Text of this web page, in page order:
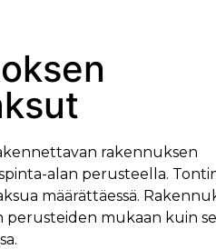
rakennuksen
alan perusteella.
määrättäessä.
perusteiden mukaan kuin se